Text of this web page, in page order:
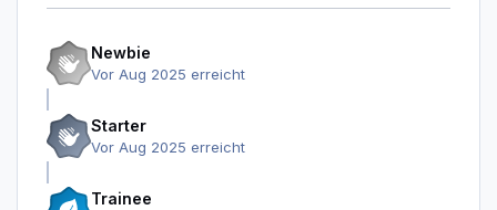
Newbie
Vor Aug 2025 erreicht
Starter
Vor Aug 2025 erreicht
Trainee